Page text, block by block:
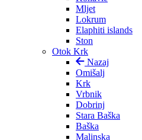
Mljet
Lokrum
Elaphiti islands
Ston
Otok Krk
Nazaj
Omišalj
Krk
Vrbnik
Dobrinj
Stara Baška
Baška
Malinska